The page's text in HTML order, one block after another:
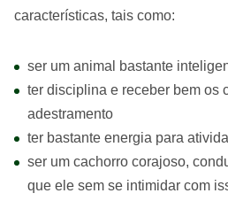
características, tais como:
ser um animal bastante
ter disciplina e receber bem os
adestramento
ter bastante energia para
ser um cachorro corajoso,
que ele sem se intimidar com